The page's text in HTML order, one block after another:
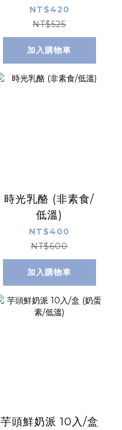
NT$420
NT$525
加入購物車
時光乳酪 (非素食/
低溫)
NT$400
NT$600
加入購物車
芋頭鮮奶派 10入/盒